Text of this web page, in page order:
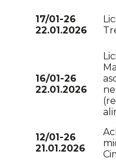
17/01-26
22.01.2026
16/01-26
22.01.2026
12/01-26
21.01.2026